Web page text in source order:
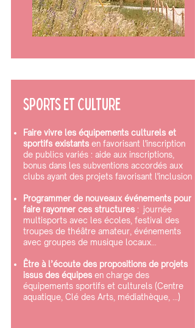
SPORTS ET CULTURE
Faire vivre les équipements culturels et
sportifs existantsen favorisant l'inscription
de publics variés : aide aux inscriptions,
bonus dans les subventions accordés aux
clubs ayant des projets favorisant l'inclusion
Programmer de nouveaux événements pour
faire rayonner ces structures: journée
multisports avec les écoles, festival des
troupes de théâtre amateur, événements
avec groupes de musique locaux…
Être à l’écoute des propositions de projets
issus des équipesen charge des
équipements sportifs et culturels (Centre
aquatique, Clé des Arts, médiathèque, …)